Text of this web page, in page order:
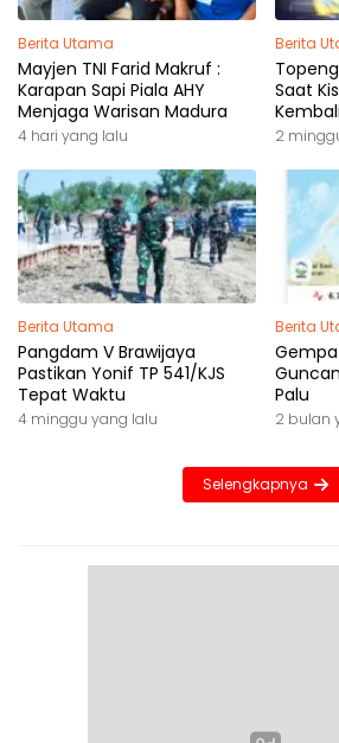
Berita Utama
Mayjen TNI Farid Makruf :
Karapan Sapi Piala AHY
Menjaga Warisan Madura
4 hari yang lalu
Berita
Saat
2
Berita Utama
Pangdam V Brawijaya
Pastikan Yonif TP 541/KJS
Tepat Waktu
4 minggu yang lalu
Berita
Palu
2 bulan
Selengkapnya